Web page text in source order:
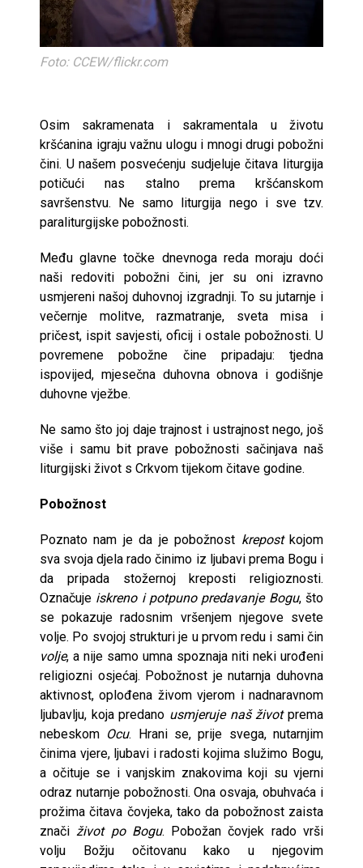
Foto: CCEW/flickr.com
Osim sakramenata i sakramentala u životu
kršćanina igraju važnu ulogu i mnogi drugi pobožni
čini. U našem posvećenju sudjeluje čitava liturgija
po­tičući nas stalno prema kršćanskom
savršenstvu. Ne samo liturgija nego i sve tzv.
paraliturgijske pobožnosti.
Među glavne točke dnevnoga reda moraju doći
naši redoviti pobožni čini, jer su oni izravno
usmjereni našoj duhovnoj izgradnji. To su jutarnje i
večernje molitve, razmatranje, sveta misa i
pričest, ispit savjesti, oficij i ostale pobožnosti. U
povremene pobožne čine pripadaju: tjedna
ispovijed, mjesečna duhovna obnova i godišnje
duhovne vježbe.
Ne samo što joj daje trajnost i ustrajnost nego, još
više i samu bit prave pobožnosti sačinjava naš
liturgijski život s Crkvom tijekom čitave godine.
Pobožnost
Poznato nam je da je pobožnost krepostkojom
sva svoja djela rado činimo iz ljubavi prema Bogu i
da pripada stožernoj kreposti religioznosti.
Označuje iskreno i potpuno predavanje Bogu, što
se pokazuje radosnim vršenjem njegove svete
volje. Po svojoj strukturi je u prvom redu i sami čin
volje, a nije samo umna spoznaja niti neki urođeni
religiozni osjećaj. Pobožnost je nutarnja duhovna
aktivnost, oplođena živom vjerom i nadnaravnom
ljubavlju, koja predano usmjeruje naš životprema
nebeskom Ocu. Hrani se, prije svega, nutarnjim
činima vjere, ljubavi i radosti kojima služimo Bogu,
a oči­tuje se i vanjskim znakovima koji su vjerni
odraz nutarnje pobožnosti. Ona osvaja, obuhvaća i
prožima čitava čovjeka, tako da pobožnost zaista
znači život po Bogu. Pobožan čovjek rado vrši
volju Božju očitovanu kako u njegovim